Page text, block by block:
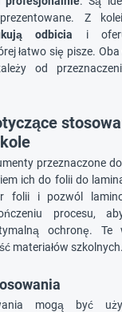
Z
odbicia i
łatwo się pisze.
od
przeznaczone
ich do folii do
folii i pozwól
procesu,
ochronę. Te
materiałów szkolnych.
mogą być